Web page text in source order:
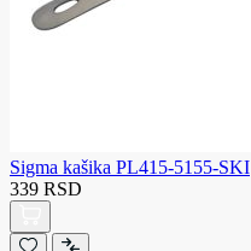
Sigma kašika PL415-5155-SKI
339 RSD